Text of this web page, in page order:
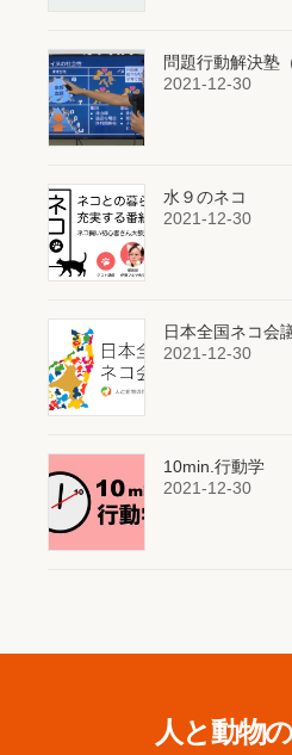
問題行動解決塾
2021-12-30
水９のネコ
2021-12-30
日本全国ネコ会
2021-12-30
10min.行動学
2021-12-30
人と動物